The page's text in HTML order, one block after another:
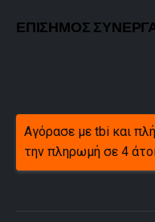
ΕΠΙΣΗΜΟΣ
Αγόρασε με tbi και
την πληρωμή σε 4